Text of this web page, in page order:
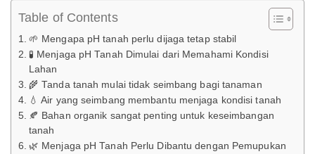
Table of Contents
🌱 Mengapa pH tanah perlu dijaga tetap stabil
🧪 Menjaga pH Tanah Dimulai dari Memahami Kondisi
Lahan
🌾 Tanda tanah mulai tidak seimbang bagi tanaman
💧 Air yang seimbang membantu menjaga kondisi tanah
🍂 Bahan organik sangat penting untuk keseimbangan
tanah
🌿 Menjaga pH Tanah Perlu Dibantu dengan Pemupukan